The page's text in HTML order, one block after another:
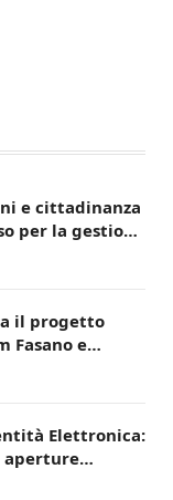
e cittadinanza
per la gestione
di Laureto
il progetto
Fasano e
Elettronica:
aperture
di Fasano